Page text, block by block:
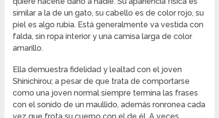
similar a la de un gato, su cabello es de color rojo, su
piel es algo rubia. Está generalmente va vestida con
falda, sin ropa interior y una camisa larga de color
amarillo.
Ella demuestra fidelidad y lealtad con el joven
Shinichirou; a pesar de que trata de comportarse
como una joven normal siempre termina las frases
con el sonido de un maullido, además ronronea cada